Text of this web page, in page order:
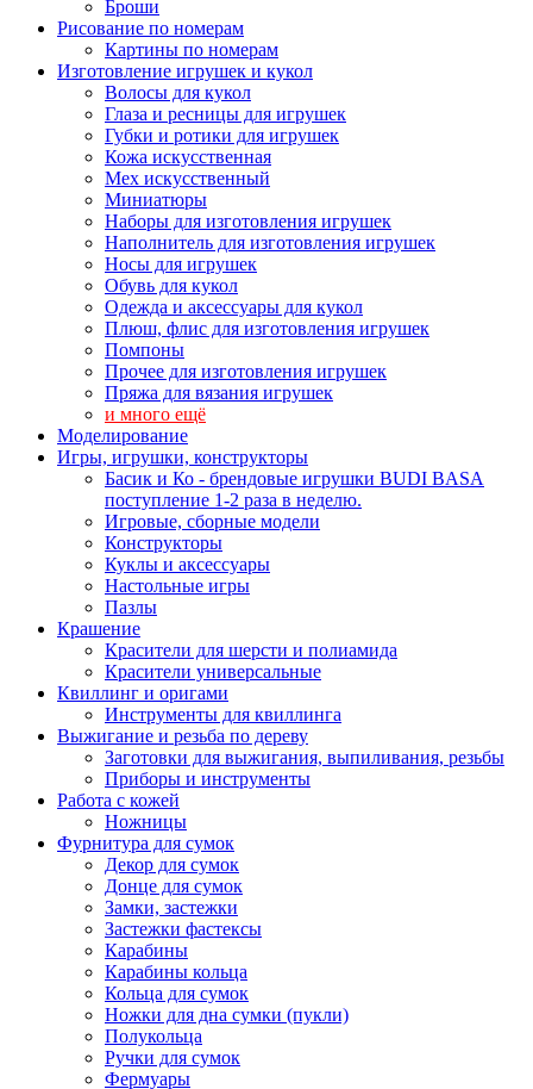
Броши
Рисование по номерам
Картины по номерам
Изготовление игрушек и кукол
Волосы для кукол
Глаза и ресницы для игрушек
Губки и ротики для игрушек
Кожа искусственная
Мех искусственный
Миниатюры
Наборы для изготовления игрушек
Наполнитель для изготовления игрушек
Носы для игрушек
Обувь для кукол
Одежда и аксессуары для кукол
Плюш, флис для изготовления игрушек
Помпоны
Прочее для изготовления игрушек
Пряжа для вязания игрушек
и много ещё
Моделирование
Игры, игрушки, конструкторы
Басик и Ко - брендовые игрушки BUDI BASA
поступление 1-2 раза в неделю.
Игровые, сборные модели
Конструкторы
Куклы и аксессуары
Настольные игры
Пазлы
Крашение
Красители для шерсти и полиамида
Красители универсальные
Квиллинг и оригами
Инструменты для квиллинга
Выжигание и резьба по дереву
Заготовки для выжигания, выпиливания, резьбы
Приборы и инструменты
Работа с кожей
Ножницы
Фурнитура для сумок
Декор для сумок
Донце для сумок
Замки, застежки
Застежки фастексы
Карабины
Карабины кольца
Кольца для сумок
Ножки для дна сумки (пукли)
Полукольца
Ручки для сумок
Фермуары